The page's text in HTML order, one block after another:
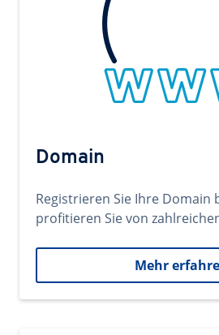
Domain
Registrieren Sie Ihre Domain
profitieren Sie von
Mehr